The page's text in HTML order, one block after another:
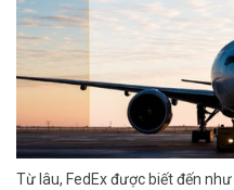
Từ lâu, FedEx được biết đến